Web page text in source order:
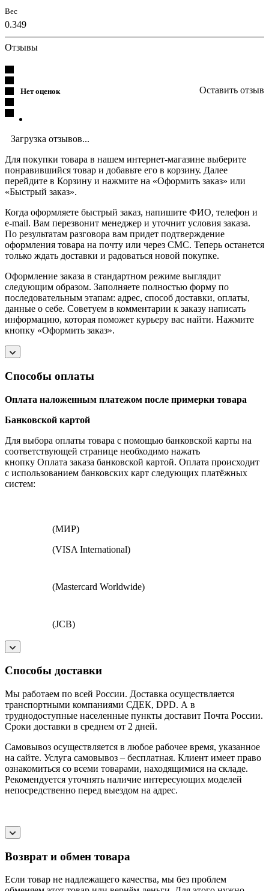
Вес
0.349
Отзывы
Нет оценок Оставить отзыв
Загрузка отзывов...
Для покупки товара в нашем интернет-магазине выберите
понравившийся товар и добавьте его в корзину. Далее
перейдите в Корзину и нажмите на «Оформить заказ» или
«Быстрый заказ».
Когда оформляете быстрый заказ, напишите ФИО, телефон и
e-mail. Вам перезвонит менеджер и уточнит условия заказа.
По результатам разговора вам придет подтверждение
оформления товара на почту или через СМС. Теперь останется
только ждать доставки и радоваться новой покупке.
Оформление заказа в стандартном режиме выглядит
следующим образом. Заполняете полностью форму по
последовательным этапам: адрес, способ доставки, оплаты,
данные о себе. Советуем в комментарии к заказу написать
информацию, которая поможет курьеру вас найти. Нажмите
кнопку «Оформить заказ».
Способы оплаты
Оплата наложенным платежом после примерки товара
Банковской картой
Для выбора оплаты товара с помощью банковской карты на
соответствующей странице необходимо нажать
кнопку Оплата заказа банковской картой. Оплата происходит
с использованием банковских карт следующих платёжных
систем:
(МИР)
(VISA International)
(Mastercard Worldwide)
(JCB)
Способы доставки
Мы работаем по всей России. Доставка осуществляется
транспортными компаниями СДЕК, DPD. А в
труднодоступные населенные пункты доставит Почта России.
Сроки доставки в среднем от 2 дней.
Самовывоз осуществляется в любое рабочее время, указанное
на сайте. Услуга самовывоз – бесплатная. Клиент имеет право
ознакомиться со всеми товарами, находящимися на складе.
Рекомендуется уточнять наличие интересующих моделей
непосредственно перед выездом на адрес.
Возврат и обмен товара
Если товар не надлежащего качества, мы без проблем